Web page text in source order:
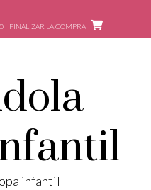
FINALIZAR LA COMPRA
infantil